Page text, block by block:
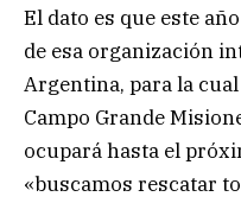
El dato es que este
de esa organización
Argentina, para la
Campo Grande
ocupará hasta el
«buscamos rescatar